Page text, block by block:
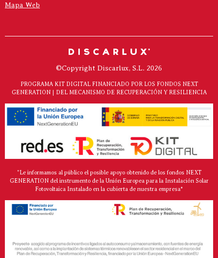
Mapa Web
©Copyright Discarlux, S.L. 2026
PROGRAMA KIT DIGITAL FINANCIADO POR LOS FONDOS NEXT
GENERATION | DEL MECANISMO DE RECUPERACIÓN Y RESILIENCIA
"Le informamos al público el posible apoyo obtenido de los fondos NEXT
GENERATION del instrumento de la Unión Europea para la Instalación Solar
Fotovoltaica Instalado en la cubierta de nuestra empresa*